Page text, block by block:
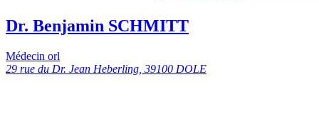
Dr. Benjamin SCHMITT
Médecin orl
29 rue du Dr. Jean Heberling, 39100 DOLE